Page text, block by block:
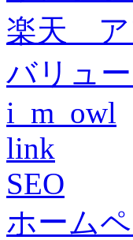
楽天 ア
バリュ
i_m_owl
link
SEO
ホーム